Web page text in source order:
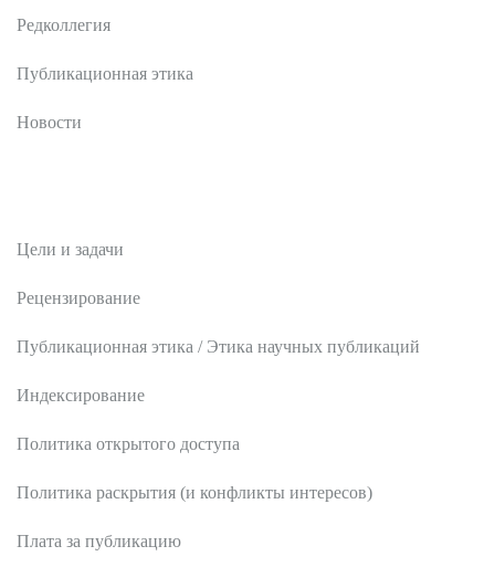
Редколлегия
Публикационная этика
Новости
Цели и задачи
Рецензирование
Публикационная этика / Этика научных публикаций
Индексирование
Политика открытого доступа
Политика раскрытия (и конфликты интересов)
Плата за публикацию